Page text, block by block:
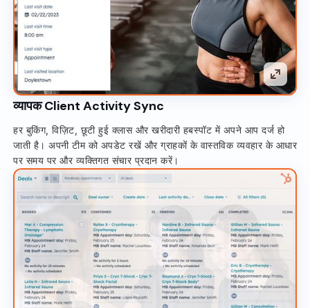
व्यापक Client Activity Sync
हर बुकिंग, विज़िट, छूटी हुई क्लास और खरीदारी हबस्पॉट में अपने आप दर्ज हो
जाती है। अपनी टीम को अपडेट रखें और ग्राहकों के वास्तविक व्यवहार के आधार
पर समय पर और व्यक्तिगत संचार प्रदान करें।